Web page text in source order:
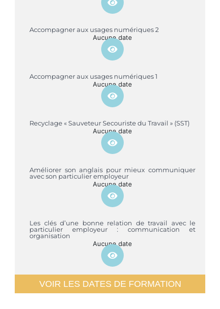
Accompagner aux usages numériques 2
Aucune date
Accompagner aux usages numériques 1
Aucune date
Recyclage « Sauveteur Secouriste du Travail » (SST)
Aucune date
Améliorer son anglais pour mieux communiquer
avec son particulier employeur
Aucune date
Les clés d’une bonne relation de travail avec le
particulier employeur : communication et
organisation
Aucune date
VOIR LES DATES DE FORMATION